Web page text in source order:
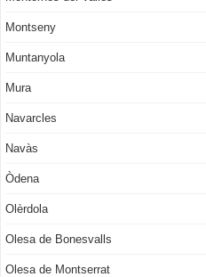
Montseny
Muntanyola
Mura
Navarcles
Navàs
Òdena
Olèrdola
Olesa de Bonesvalls
Olesa de Montserrat